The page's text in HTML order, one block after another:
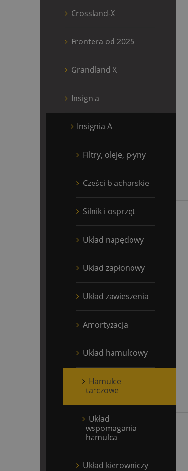
Crossland-X
Frontera od 2025
Grandland X
Insignia
Insignia A
Filtry, oleje, płyny
Części blacharskie
Silnik i osprzęt
Układ napędowy
Układ zapłonowy
Układ zawieszenia
Amortyzacja
Układ hamulcowy
Hamulce
tarczowe
Układ
wspomagania
hamulca
Układ kierowniczy